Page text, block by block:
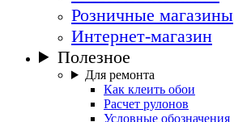
Розничные магазины
Интернет-магазин
Полезное
Для ремонта
Как клеить обои
Расчет рулонов
Условные обозначения